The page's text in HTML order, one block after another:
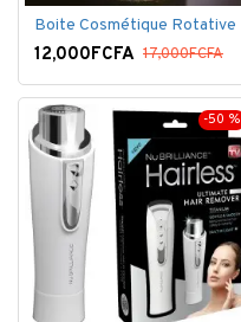
Boite Cosmétique Rotative
12,000FCFA 17,000FCFA
-50 %